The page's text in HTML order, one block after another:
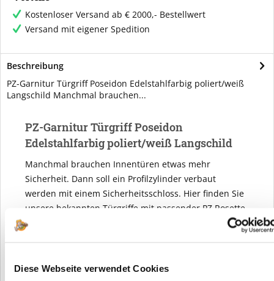
Diese Webseite verwendet Cookies
Kostenloser Versand ab € 2000,- Bestellwert
Versand mit eigener Spedition
Beschreibung
PZ-Garnitur Türgriff Poseidon Edelstahlfarbig poliert/weiß
Langschild Manchmal brauchen...
PZ-Garnitur Türgriff Poseidon
Edelstahlfarbig poliert/weiß Langschild
Manchmal brauchen Innentüren etwas mehr
Sicherheit. Dann soll ein Profilzylinder verbaut
werden mit einem Sicherheitsschloss. Hier finden Sie
unsere bekannten Türgriffe mit passender PZ Rosette
(unteres Teil des Griffs für einen Zylinder) und dem
Bitte beachten Sie, dass hierbei kein Zylinder